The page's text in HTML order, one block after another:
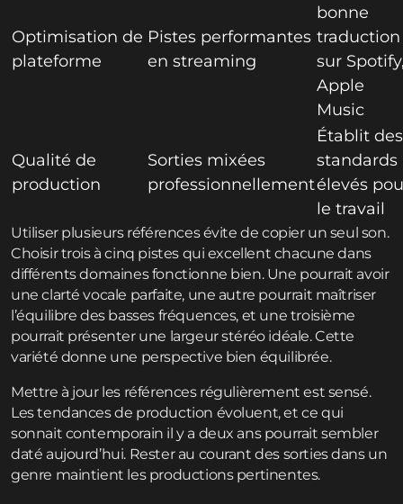
Optimisation de
plateforme
Pistes performantes
en streaming
bonne
traduction
sur
Apple
Music
Qualité de
production
Sorties mixées
professionnellement
Établit des
standards
élevés
le travail
Utiliser plusieurs références évite de copier un seul son.
Choisir trois à cinq pistes qui excellent chacune dans
différents domaines fonctionne bien. Une pourrait avoir
une clarté vocale parfaite, une autre pourrait maîtriser
l’équilibre des basses fréquences, et une troisième
pourrait présenter une largeur stéréo idéale. Cette
variété donne une perspective bien équilibrée.
Mettre à jour les références régulièrement est sensé.
Les tendances de production évoluent, et ce qui
sonnait contemporain il y a deux ans pourrait sembler
daté aujourd’hui. Rester au courant des sorties dans un
genre maintient les productions pertinentes.